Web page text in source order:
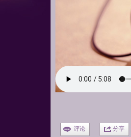
评论 分享